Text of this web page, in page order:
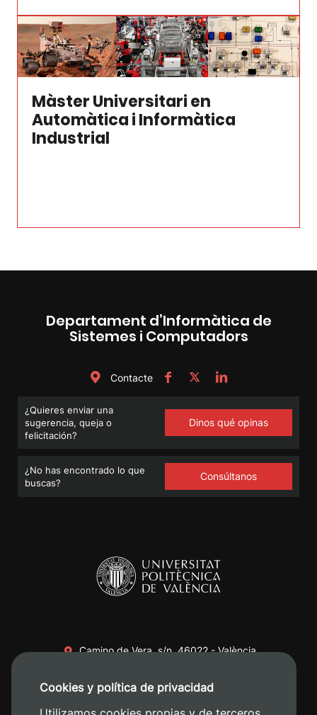
Màster Universitari en
Automàtica i Informàtica
Industrial
Departament d’Informàtica de
Sistemes i Computadors
Contacte
¿Quieres enviar una
sugerencia, queja o
felicitación?
Dinos qué opinas
¿No has encontrado lo que
buscas?
Consúltanos
Camino de Vera, s/n. 46022 - València
+34 620 04 00 50
Cookies y política de privacidad